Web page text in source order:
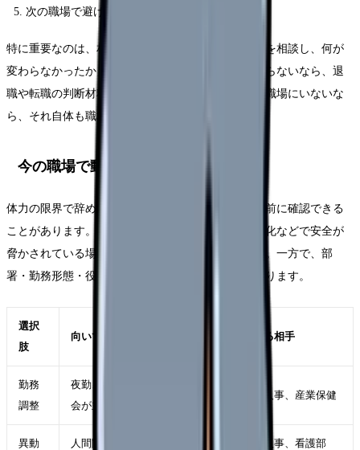
次の職場で避けたい条件を3つに絞る
特に重要なのは、相談の有無ではなく「具体的に何を相談し、何が
変わらなかったか」です。相談したのに状況が変わらないなら、退
職や転職の判断材料になります。相談できる相手が職場にいないな
ら、それ自体も職場条件の問題です。
今の職場で動かせる可能性
体力の限界で辞めたい時でも、すぐ退職だけに進む前に確認できる
ことがあります。もちろん、ハラスメントや体調悪化などで安全が
脅かされている場合は、距離を取ることが優先です。一方で、部
署・勤務形態・役割が変われば続けられる場合もあります。
選択
肢
向いているケース 確認する相手
勤務
調整
夜勤、残業、受け持ち、委員
会が主因
師長、人事、産業保健
異動 人間関係や診療科相性が主因 師長、人事、看護部